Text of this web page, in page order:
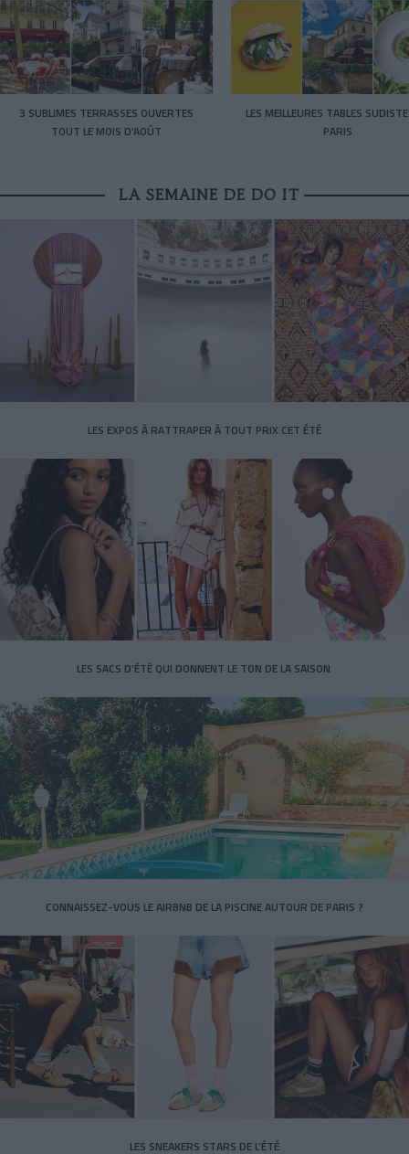
3 SUBLIMES TERRASSES OUVERTES
TOUT LE MOIS D’AOÛT
LES MEILLEURES TABLES
PARIS
LA SEMAINE DE DO IT
LES EXPOS À RATTRAPER À TOUT PRIX CET ÉTÉ
LES SACS D’ÉTÉ QUI DONNENT LE TON DE LA SAISON
CONNAISSEZ-VOUS LE AIRBNB DE LA PISCINE AUTOUR DE PARIS ?
LES SNEAKERS STARS DE L’ÉTÉ